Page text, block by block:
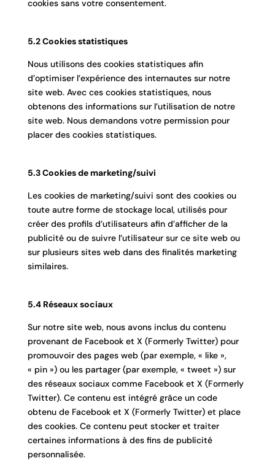
cookies sans votre consentement.
5.2 Cookies statistiques
Nous utilisons des cookies statistiques afin
d’optimiser l’expérience des internautes sur notre
site web. Avec ces cookies statistiques, nous
obtenons des informations sur l’utilisation de notre
site web. Nous demandons votre permission pour
placer des cookies statistiques.
5.3 Cookies de marketing/suivi
Les cookies de marketing/suivi sont des cookies ou
toute autre forme de stockage local, utilisés pour
créer des profils d’utilisateurs afin d’afficher de la
publicité ou de suivre l’utilisateur sur ce site web ou
sur plusieurs sites web dans des finalités marketing
similaires.
5.4 Réseaux sociaux
Sur notre site web, nous avons inclus du contenu
provenant de Facebook et X (Formerly Twitter) pour
promouvoir des pages web (par exemple, « like »,
« pin ») ou les partager (par exemple, « tweet ») sur
des réseaux sociaux comme Facebook et X (Formerly
Twitter). Ce contenu est intégré grâce un code
obtenu de Facebook et X (Formerly Twitter) et place
des cookies. Ce contenu peut stocker et traiter
certaines informations à des fins de publicité
personnalisée.